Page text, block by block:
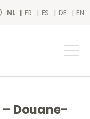
NL FR ES DE EN
– Douane-